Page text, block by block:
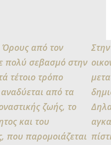
Όρους από τον
πολύ σεβασμό στην
τέτοιο τρόπο
από τα
ζωής, το
και του
που παρομοιάζεται